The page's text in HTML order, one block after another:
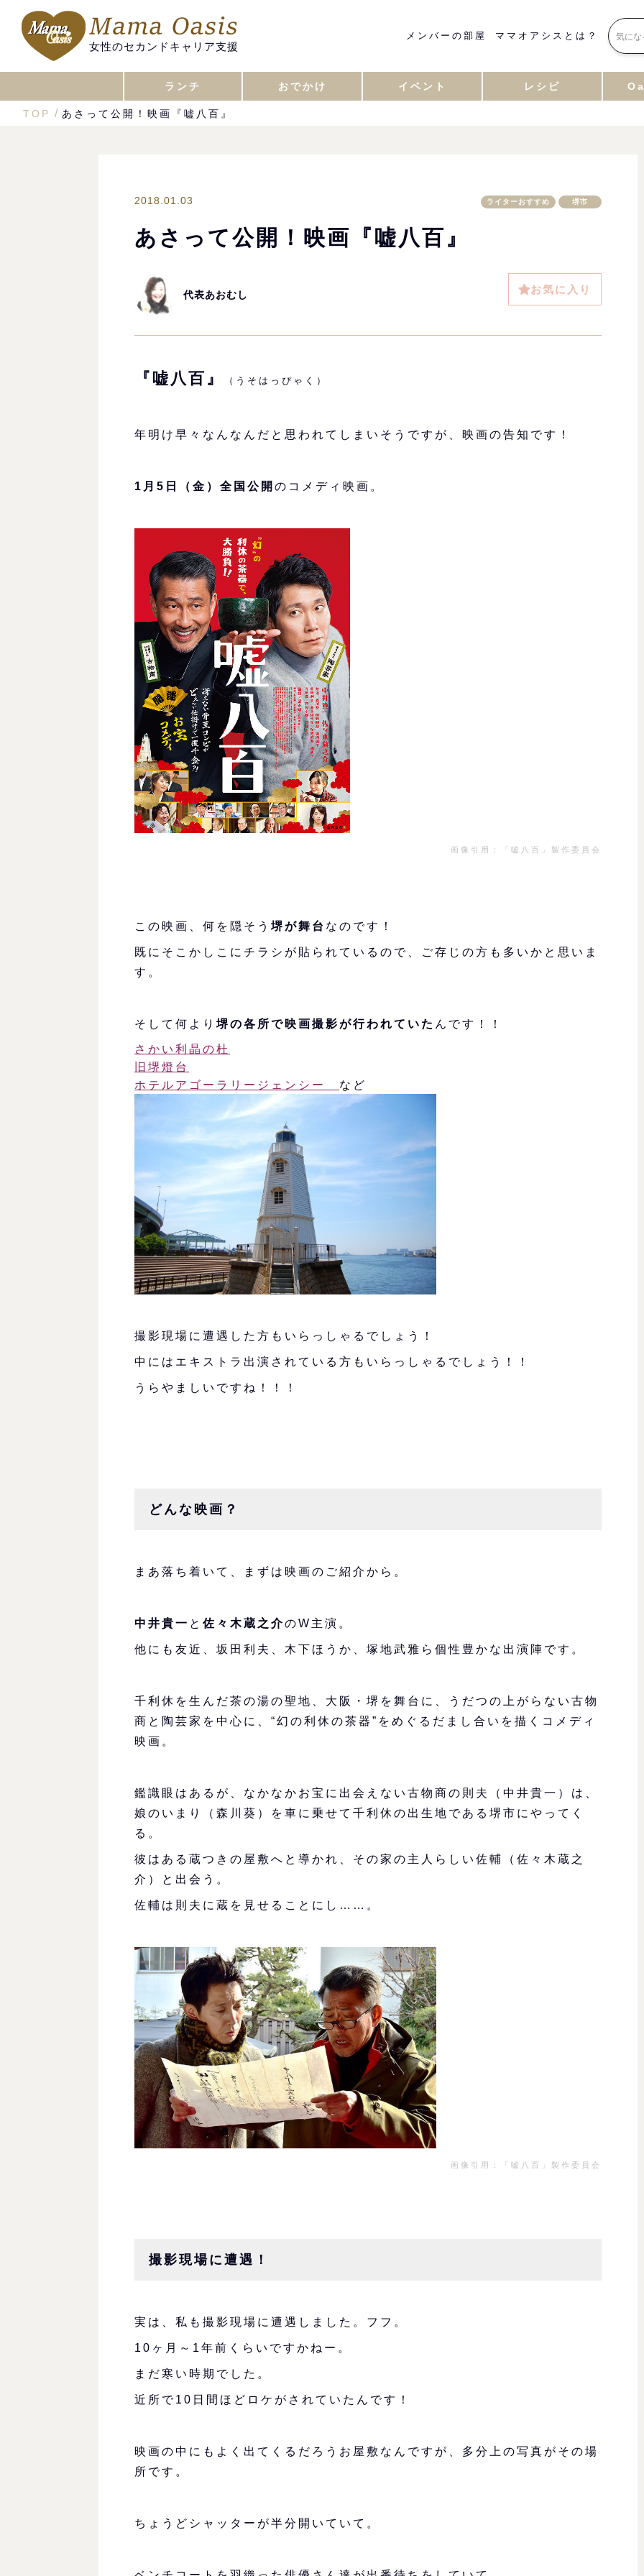
女性のセカンドキャリア支援
メンバーの部屋 ママオアシスとは？
ランチ おでかけ イベント レシピ
TOP あさって公開！映画『嘘八百』
2018.01.03 ライターおすすめ 堺市
あさって公開！映画『嘘八百』
代表あおむし お気に入り
『嘘八百』 （うそはっぴゃく）
年明け早々なんなんだと思われてしまいそうですが、映画の告知です！
1月5日（金）全国公開 のコメディ映画。
画像引用：「嘘八百」製作委員会
この映画、何を隠そう 堺が舞台 なのです！
既にそこかしこにチラシが貼られているので、ご存じの方も多いかと思いま
す。
そして何より 堺の各所で映画撮影が行われていた んです！！
さかい利晶の杜
旧堺燈台
ホテルアゴーラリージェンシー など
撮影現場に遭遇した方もいらっしゃるでしょう！
中にはエキストラ出演されている方もいらっしゃるでしょう！！
うらやましいですね！！！
どんな映画？
まあ落ち着いて、まずは映画のご紹介から。
中井貴一 と 佐々木蔵之介のW主演。
他にも友近、坂田利夫、木下ほうか、塚地武雅ら個性豊かな出演陣です。
千利休を生んだ茶の湯の聖地、大阪・堺を舞台に、うだつの上がらない古物
商と陶芸家を中心に、“幻の利休の茶器”をめぐるだまし合いを描くコメディ
映画。
鑑識眼はあるが、なかなかお宝に出会えない古物商の則夫（中井貴一）は、
娘のいまり（森川葵）を車に乗せて千利休の出生地である堺市にやってく
る。
彼はある蔵つきの屋敷へと導かれ、その家の主人らしい佐輔（佐々木蔵之
介）と出会う。
佐輔は則夫に蔵を見せることにし……。
画像引用：「嘘八百」製作委員会
撮影現場に遭遇！
実は、私も撮影現場に遭遇しました。フフ。
10ヶ月～1年前くらいですかねー。
まだ寒い時期でした。
近所で10日間ほどロケがされていたんです！
映画の中にもよく出てくるだろうお屋敷なんですが、多分上の写真がその場
所です。
ちょうどシャッターが半分開いていて。